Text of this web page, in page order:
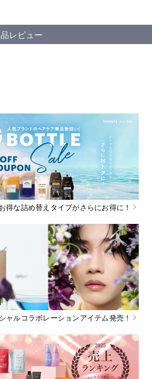
レビュー
お得な詰め替えタイプがさらにお得に！
ャルコラボレーションアイテム発売！